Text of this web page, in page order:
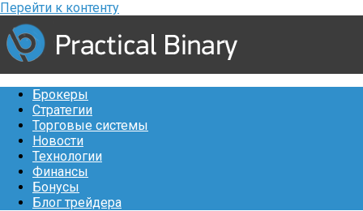
Перейти к контенту
Брокеры
Стратегии
Торговые системы
Новости
Технологии
Финансы
Бонусы
Блог трейдера